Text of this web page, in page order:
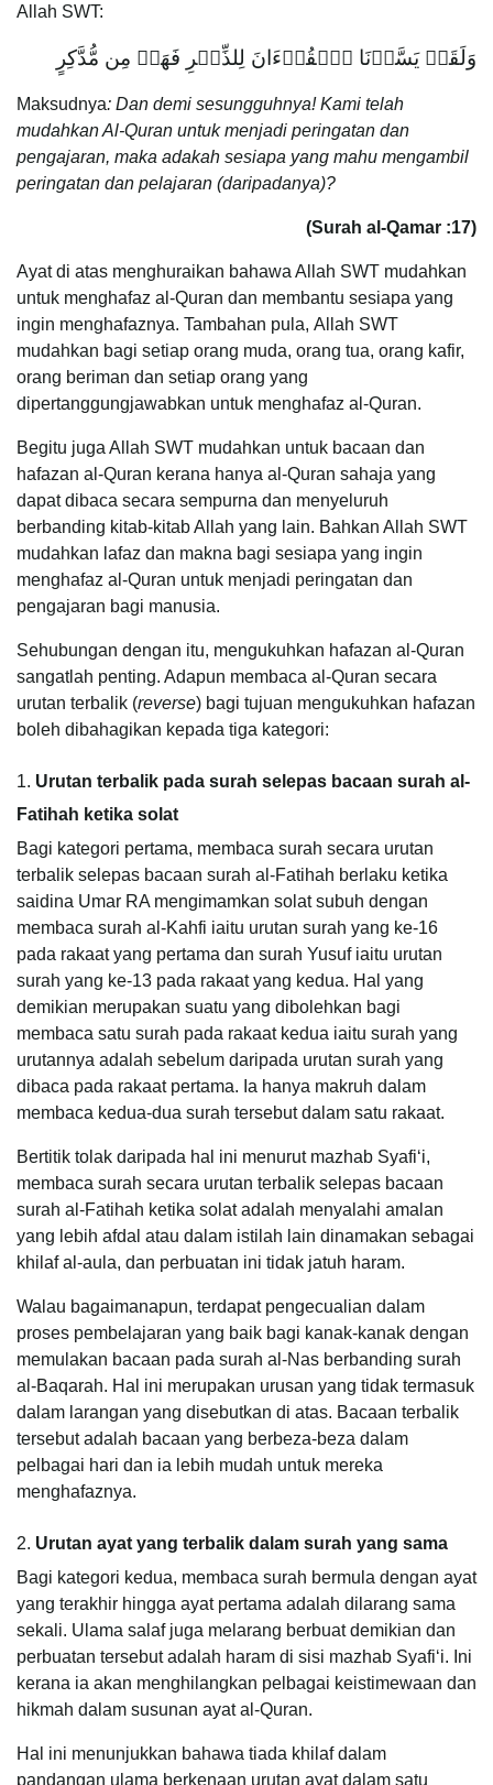
Allah SWT:
وَلَقَدۡ يَسَّرۡنَا ٱلۡقُرۡءَانَ لِلذِّكۡرِ فَهَلۡ مِن مُّدَّكِرٍ
Maksudnya: Dan demi sesungguhnya! Kami telah
mudahkan Al-Quran untuk menjadi peringatan dan
pengajaran, maka adakah sesiapa yang mahu mengambil
peringatan dan pelajaran (daripadanya)?
(Surah al-Qamar :17)
Ayat di atas menghuraikan bahawa Allah SWT mudahkan
untuk menghafaz al-Quran dan membantu sesiapa yang
ingin menghafaznya. Tambahan pula, Allah SWT
mudahkan bagi setiap orang muda, orang tua, orang kafir,
orang beriman dan setiap orang yang
dipertanggungjawabkan untuk menghafaz al-Quran.
Begitu juga Allah SWT mudahkan untuk bacaan dan
hafazan al-Quran kerana hanya al-Quran sahaja yang
dapat dibaca secara sempurna dan menyeluruh
berbanding kitab-kitab Allah yang lain. Bahkan Allah SWT
mudahkan lafaz dan makna bagi sesiapa yang ingin
menghafaz al-Quran untuk menjadi peringatan dan
pengajaran bagi manusia.
Sehubungan dengan itu, mengukuhkan hafazan al-Quran
sangatlah penting. Adapun membaca al-Quran secara
urutan terbalik (reverse) bagi tujuan mengukuhkan hafazan
boleh dibahagikan kepada tiga kategori:
1. Urutan terbalik pada surah selepas bacaan surah al-
Fatihah ketika solat
Bagi kategori pertama, membaca surah secara urutan
terbalik selepas bacaan surah al-Fatihah berlaku ketika
saidina Umar RA mengimamkan solat subuh dengan
membaca surah al-Kahfi iaitu urutan surah yang ke-16
pada rakaat yang pertama dan surah Yusuf iaitu urutan
surah yang ke-13 pada rakaat yang kedua. Hal yang
demikian merupakan suatu yang dibolehkan bagi
membaca satu surah pada rakaat kedua iaitu surah yang
urutannya adalah sebelum daripada urutan surah yang
dibaca pada rakaat pertama. Ia hanya makruh dalam
membaca kedua-dua surah tersebut dalam satu rakaat.
Bertitik tolak daripada hal ini menurut mazhab Syafi‘i,
membaca surah secara urutan terbalik selepas bacaan
surah al-Fatihah ketika solat adalah menyalahi amalan
yang lebih afdal atau dalam istilah lain dinamakan sebagai
khilaf al-aula, dan perbuatan ini tidak jatuh haram.
Walau bagaimanapun, terdapat pengecualian dalam
proses pembelajaran yang baik bagi kanak-kanak dengan
memulakan bacaan pada surah al-Nas berbanding surah
al-Baqarah. Hal ini merupakan urusan yang tidak termasuk
dalam larangan yang disebutkan di atas. Bacaan terbalik
tersebut adalah bacaan yang berbeza-beza dalam
pelbagai hari dan ia lebih mudah untuk mereka
menghafaznya.
2. Urutan ayat yang terbalik dalam surah yang sama
Bagi kategori kedua, membaca surah bermula dengan ayat
yang terakhir hingga ayat pertama adalah dilarang sama
sekali. Ulama salaf juga melarang berbuat demikian dan
perbuatan tersebut adalah haram di sisi mazhab Syafi‘i. Ini
kerana ia akan menghilangkan pelbagai keistimewaan dan
hikmah dalam susunan ayat al-Quran.
Hal ini menunjukkan bahawa tiada khilaf dalam
pandangan ulama berkenaan urutan ayat dalam satu